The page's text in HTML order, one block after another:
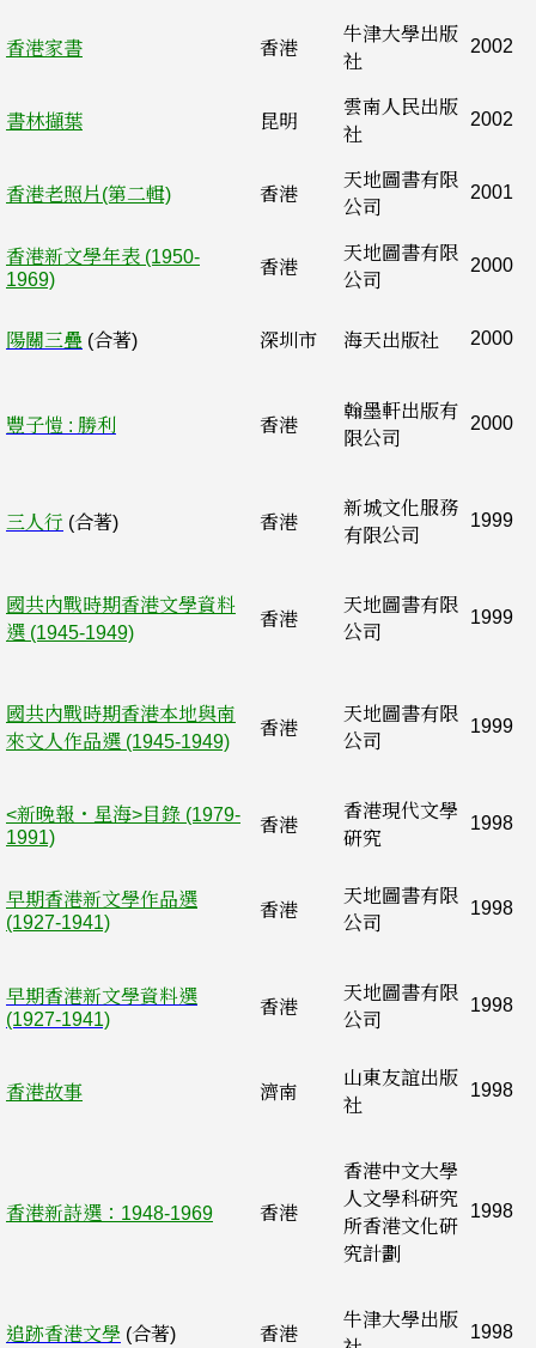
香港家書 香港
牛津大學出版
社
2002
書林擷葉 昆明
雲南人民出版
社
2002
香港老照片(第二輯) 香港
天地圖書有限
公司
2001
香港新文學年表 (1950-
1969)
香港
天地圖書有限
公司
2000
陽關三疊 (合著) 深圳市 海天出版社 2000
豐子愷 : 勝利 香港
翰墨軒出版有
限公司
2000
三人行 (合著) 香港
新城文化服務
有限公司
1999
國共內戰時期香港文學資料
選 (1945-1949)
香港
天地圖書有限
公司
1999
國共內戰時期香港本地與南
來文人作品選 (1945-1949)
香港
天地圖書有限
公司
1999
<新晚報・星海>目錄 (1979-
1991)
香港
香港現代文學
硏究
1998
早期香港新文學作品選
(1927-1941)
香港
天地圖書有限
公司
1998
早期香港新文學資料選
(1927-1941)
香港
天地圖書有限
公司
1998
香港故事 濟南
山東友誼出版
社
1998
香港新詩選：1948-1969 香港
香港中文大學
人文學科硏究
所香港文化硏
究計劃
1998
追跡香港文學 (合著) 香港
牛津大學出版
1998